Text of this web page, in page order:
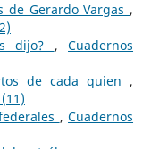
de Gerardo Vargas ,
dijo? ,Cuadernos
de cada quien ,
,Cuadernos